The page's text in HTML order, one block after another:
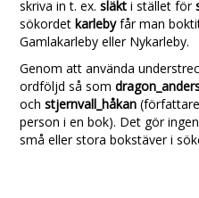
skriva in t. ex.släkti stället för
sökordetkarlebyfår man
Gamlakarleby eller Nykarleby.
Genom att använda
ordföljd så som
ochstjernvall_håkan
person i en bok). Det gör
små eller stora bokstäver i